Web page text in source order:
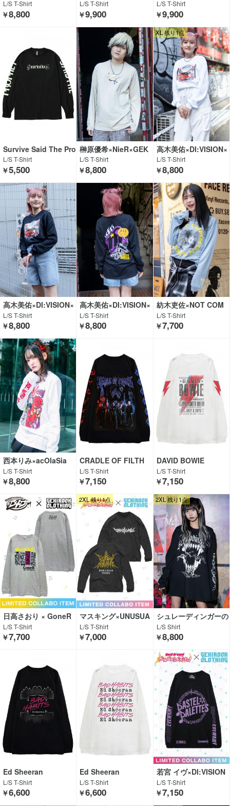
NG
L/S T-Shirt
￥8,800 KRIOCK CLOTHING
L/S T-Shirt
￥9,900 KRIOCK CLOTHING
L/S T-Shirt
￥9,900
Survive Said The Pro
phet
L/S T-Shirt
￥5,500
榊原優希×NieR×GEK
RIOCK CLOTHING
L/S T-Shirt
￥8,800
XL 残り1点
高木美佑×DI:VISION×
GEKIROCK CLOTHIN
G
L/S T-Shirt
￥8,800
高木美佑×DI:VISION×
GEKIROCK CLOTHIN
G
L/S T-Shirt
￥8,800
高木美佑×DI:VISION×
GEKIROCK CLOTHIN
G
L/S T-Shirt
￥8,800
紡木吏佐×NOT COM
MON SENSE×GEKIR
OCK CLOTHING
L/S T-Shirt
￥7,700
西本りみ×acOlaSia
L/S T-Shirt
￥8,800
CRADLE OF FILTH
L/S T-Shirt
￥7,150
DAVID BOWIE
L/S T-Shirt
￥7,150
日高さおり × GoneR
L/S T-Shirt
￥7,700
2XL 残り1点
マスキング×UNUSUA
L
L/S T-Shirt
￥7,000
2XL 残り1点
シュレーディンガーの
犬×GEKIROCK CLOT
HING×DI:VISION
L/S Shirt
￥8,800
Ed Sheeran
L/S T-Shirt
￥6,600
Ed Sheeran
L/S T-Shirt
￥6,600
若宮 イヴ×DI:VISION
L/S T-Shirt
￥7,150